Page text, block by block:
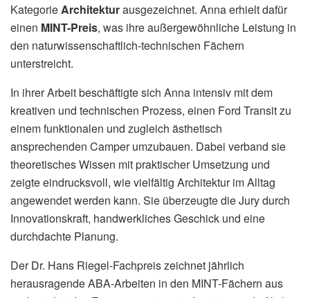
KategorieArchitekturausgezeichnet. Anna erhielt dafür
einen MINT-Preis, was ihre außergewöhnliche Leistung in
den naturwissenschaftlich-technischen Fächern
unterstreicht.
In ihrer Arbeit beschäftigte sich Anna intensiv mit dem
kreativen und technischen Prozess, einen Ford Transit zu
einem funktionalen und zugleich ästhetisch
ansprechenden Camper umzubauen. Dabei verband sie
theoretisches Wissen mit praktischer Umsetzung und
zeigte eindrucksvoll, wie vielfältig Architektur im Alltag
angewendet werden kann. Sie überzeugte die Jury durch
Innovationskraft, handwerkliches Geschick und eine
durchdachte Planung.
Der Dr. Hans Riegel-Fachpreis zeichnet jährlich
herausragende ABA-Arbeiten in den MINT-Fächern aus